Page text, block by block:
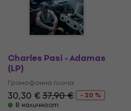
Charles Pasi - Adamas
(LP)
Грамофонна плоча
30,30 €37,90 €
- 20 %
В наличност